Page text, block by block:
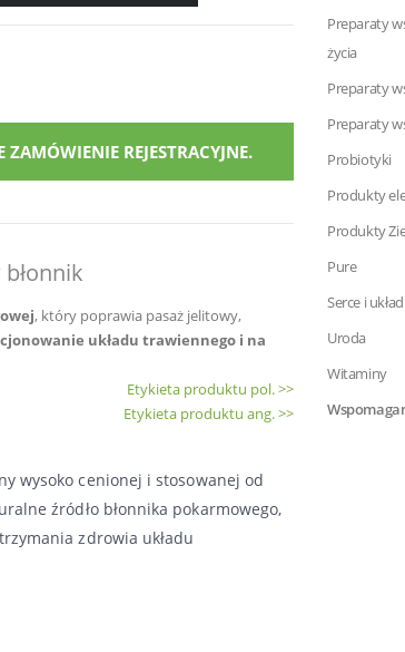
REJESTRACYJNE.
, który poprawia pasaż jelitowy,
układu trawiennego i na
Etykieta produktu pol. >>
Etykieta produktu ang. >>
wysoko cenionej i stosowanej od
źródło błonnika pokarmowego,
zdrowia układu
Preparaty
życia
Preparaty
Preparaty
Probiotyki
Produkty
Produkty
Pure
Serce i
Uroda
Witaminy